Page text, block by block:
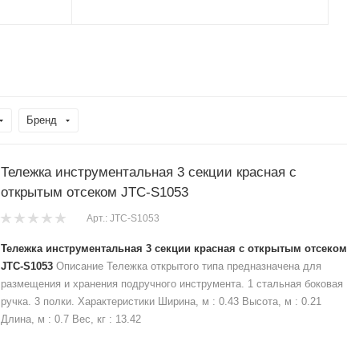
Бренд
Тележка инструментальная 3 секции красная с
открытым отсеком JTC-S1053
Арт.: JTC-S1053
Тележка инструментальная 3 секции красная с открытым отсеком
JTC-S1053 Описание Тележка открытого типа предназначена для
размещения и хранения подручного инструмента. 1 стальная боковая
ручка. 3 полки. Характеристики Ширина, м : 0.43 Высота, м : 0.21
Длина, м : 0.7 Вес, кг : 13.42